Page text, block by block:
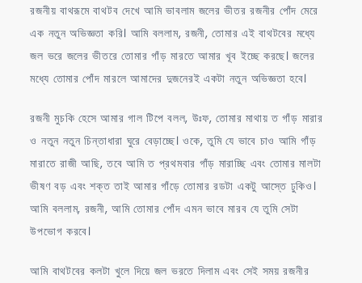
রজনীয় বাথরূমে বাথটব দেখে আমি ভাবলাম জলের ভীতর রজনীর পোঁদ মেরে
এক নতুন অভিজ্ঞতা করি। আমি বললাম, রজনী, তোমার এই বাথটবের মধ্যে
জল ভরে জলের ভীতরে তোমার গাঁড় মারতে আমার খূব ইচ্ছে করছে। জলের
মধ্যে তোমার পোঁদ মারলে আমাদের দুজনেরই একটা নতুন অভিজ্ঞতা হবে।
রজনী মুচকি হেসে আমার গাল টিপে বলল, উঃফ, তোমার মাথায় ত গাঁড় মারার
ও নতুন নতুন চিন্তাধারা ঘুরে বেড়াচ্ছে। ওকে, তুমি যে ভাবে চাও আমি গাঁড়
মারাতে রাজী আছি, তবে আমি ত প্রথমবার গাঁড় মারাচ্ছি এবং তোমার মালটা
ভীষণ বড় এবং শক্ত তাই আমার গাঁড়ে তোমার রডটা একটু আস্তে ঢুকিও।
আমি বললাম, রজনী, আমি তোমার পোঁদ এমন ভাবে মারব যে তুমি সেটা
উপভোগ করবে।
আমি বাথটবের কলটা খুলে দিয়ে জল ভরতে দিলাম এবং সেই সময় রজনীর